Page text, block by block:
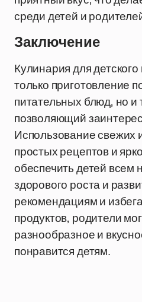
среди детей и
Заключение
Кулинария для
только приготовление
питательных блюд, но и
позволяющий
Использование свежих
простых рецептов и
обеспечить детей
здорового роста и
рекомендациям и
продуктов, родители
разнообразное и
понравится детям.